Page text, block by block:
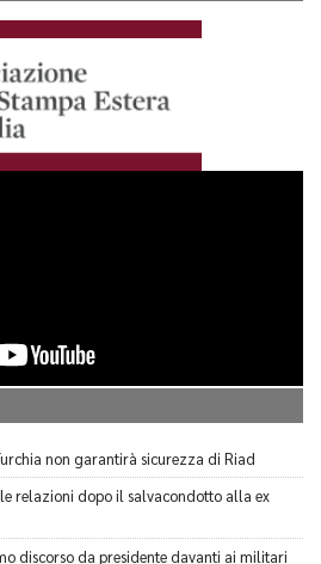
non garantirà sicurezza di Riad
relazioni dopo il salvacondotto alla ex
discorso da presidente davanti ai militari